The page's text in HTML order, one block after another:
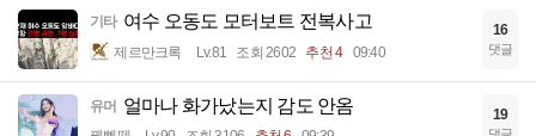
기타 여수 오동도 모터보트 전복사고
제르만크록 Lv.81 조회 2602 추천 4 09:40
16
댓글
유머 얼마나 화가났는지 감도 안옴 19